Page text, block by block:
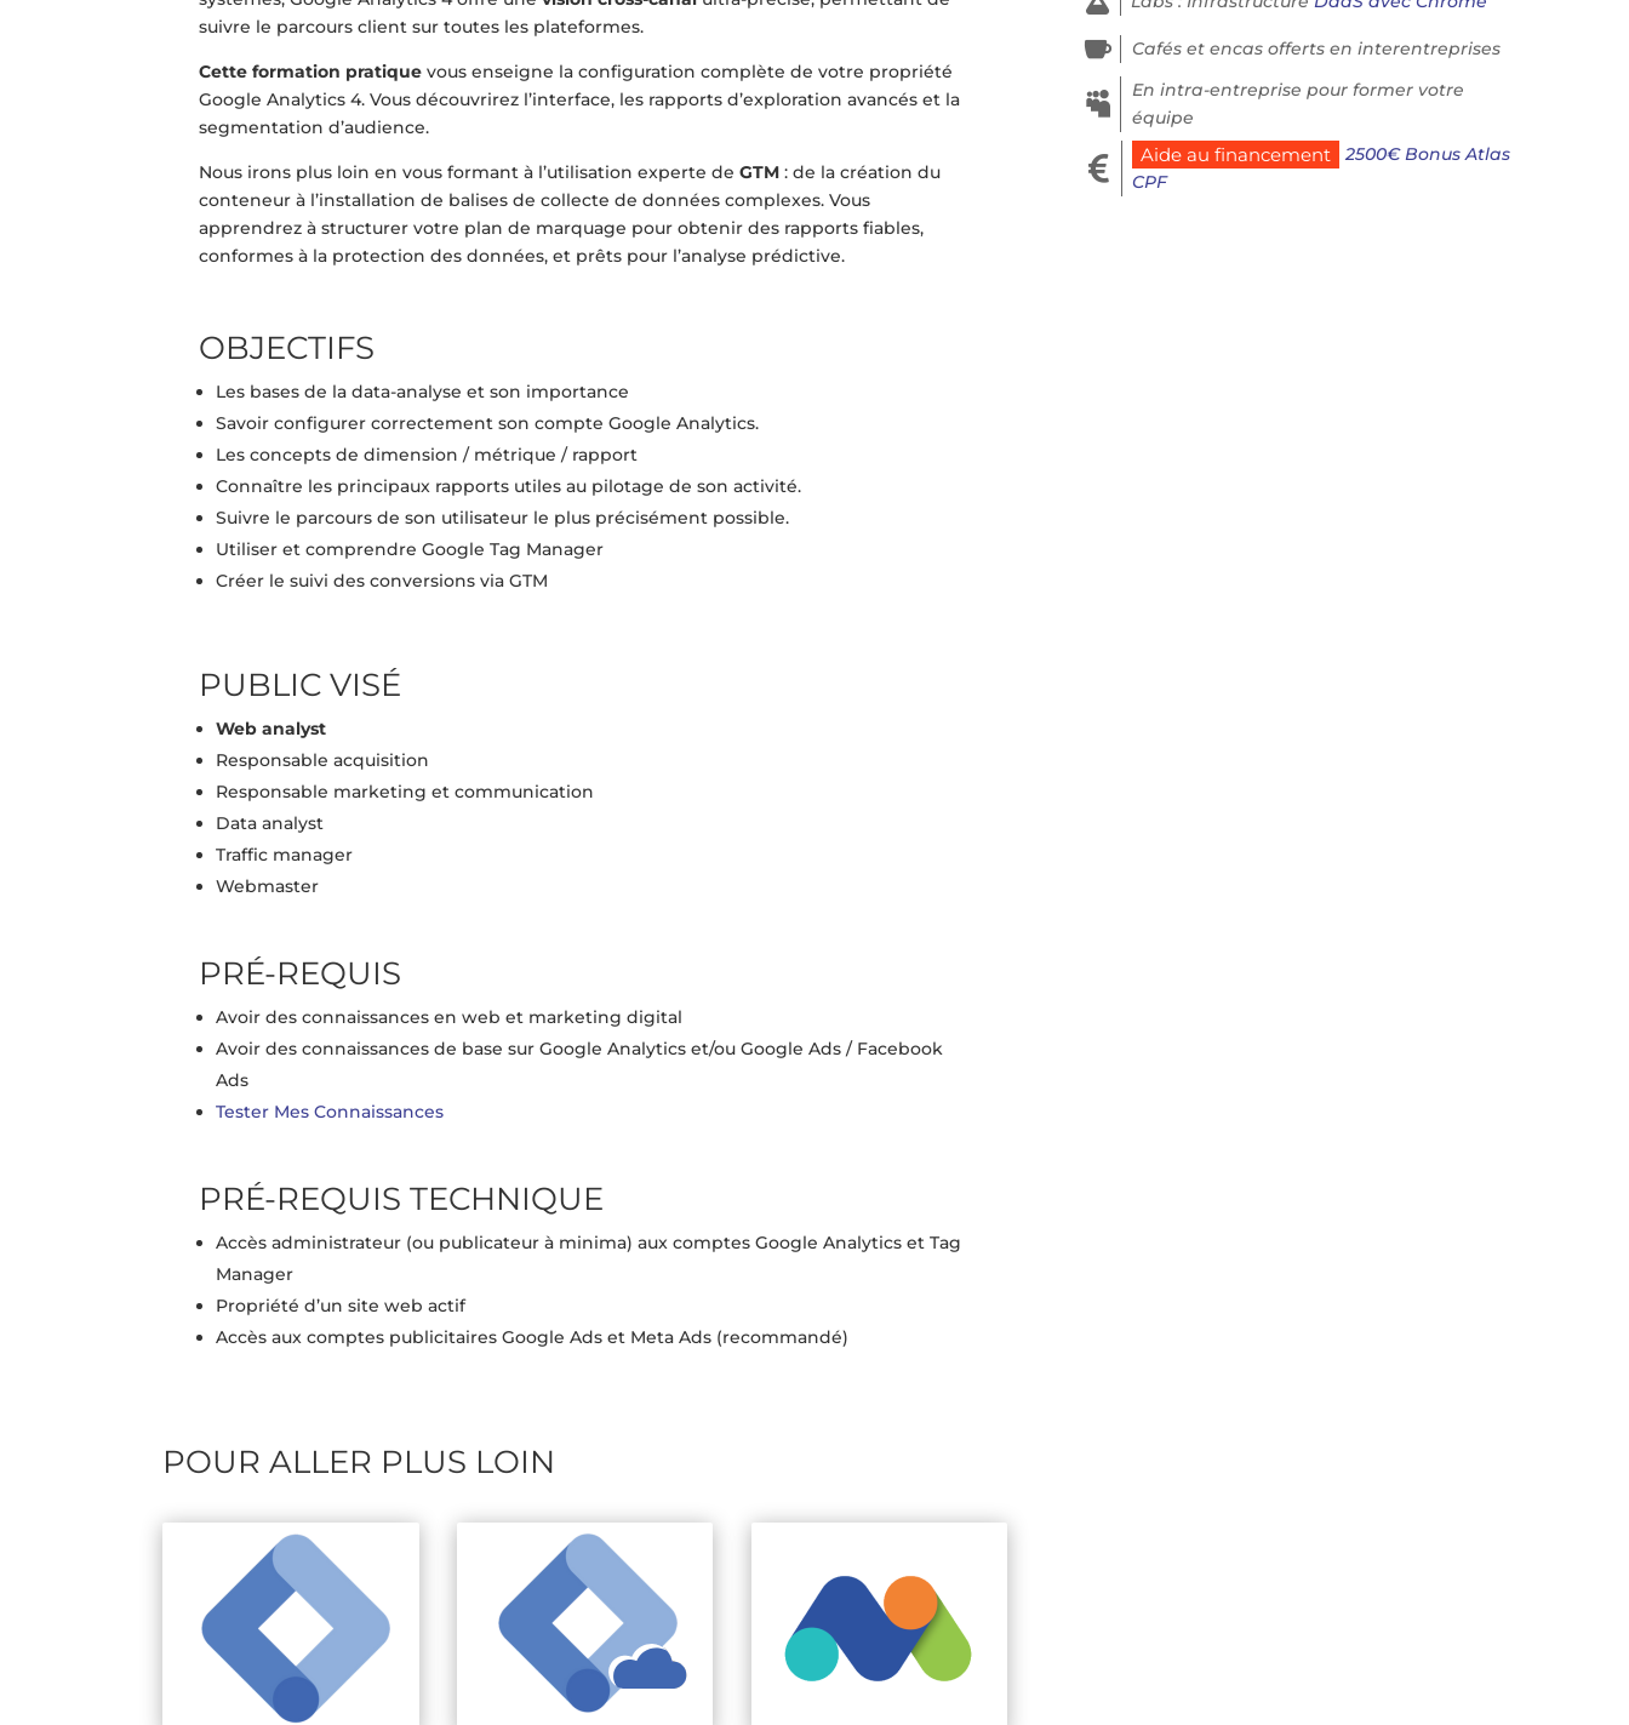
suivre le parcours client sur toutes les plateformes.
Cette formation pratique vous enseigne la configuration complète de votre propriété
Google Analytics 4. Vous découvrirez l’interface, les rapports d’exploration avancés et la
segmentation d’audience.
Nous irons plus loin en vous formant à l’utilisation experte de GTM : de la création du
conteneur à l’installation de balises de collecte de données complexes. Vous
apprendrez à structurer votre plan de marquage pour obtenir des rapports fiables,
conformes à la protection des données, et prêts pour l’analyse prédictive.
OBJECTIFS
Les bases de la data-analyse et son importance
Savoir configurer correctement son compte Google Analytics.
Les concepts de dimension / métrique / rapport
Connaître les principaux rapports utiles au pilotage de son activité.
Suivre le parcours de son utilisateur le plus précisément possible.
Utiliser et comprendre Google Tag Manager
Créer le suivi des conversions via GTM
PUBLIC VISÉ
Web analyst
Responsable acquisition
Responsable marketing et communication
Data analyst
Traffic manager
Webmaster
PRÉ-REQUIS
Avoir des connaissances en web et marketing digital
Avoir des connaissances de base sur Google Analytics et/ou Google Ads / Facebook
Ads
Tester Mes Connaissances
PRÉ-REQUIS TECHNIQUE
Accès administrateur (ou publicateur à minima) aux comptes Google Analytics et Tag
Manager
Propriété d’un site web actif
Accès aux comptes publicitaires Google Ads et Meta Ads (recommandé)
POUR ALLER PLUS LOIN
 Cafés et encas offerts en interentreprises

En intra-entreprise pour former votre
équipe
 Aide au financement
2500€ Bonus Atlas
CPF